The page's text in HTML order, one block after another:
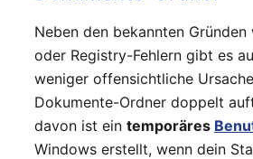
Neben den bekannten Gründen
oder Registry-Fehlern gibt es
weniger offensichtliche
Dokumente-Ordner doppelt
davon ist ein temporäres
Windows erstellt, wenn dein